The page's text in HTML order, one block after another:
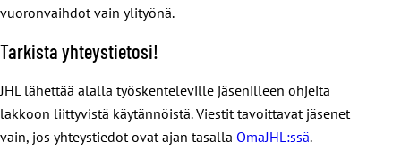
vuoronvaihdot vain ylityönä.
Tarkista yhteystietosi!
JHL lähettää alalla työskenteleville jäsenilleen ohjeita
lakkoon liittyvistä käytännöistä. Viestit tavoittavat jäsenet
vain, jos yhteystiedot ovat ajan tasalla OmaJHL:ssä.